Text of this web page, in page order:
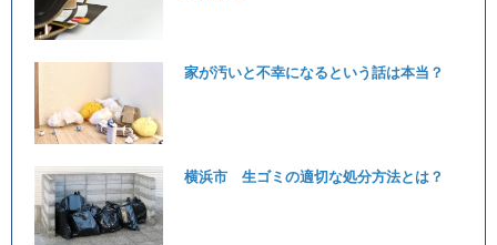
家が汚いと不幸になるという話は本当？
横浜市 生ゴミの適切な処分方法とは？